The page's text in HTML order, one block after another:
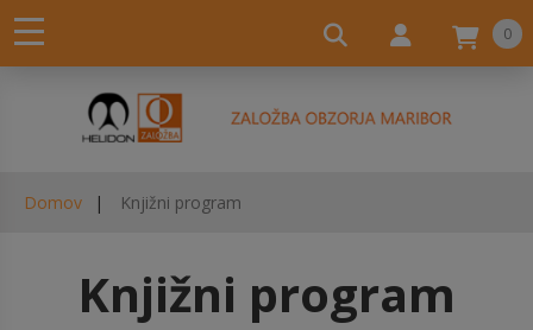
0
Domov Knjižni program
Knjižni program